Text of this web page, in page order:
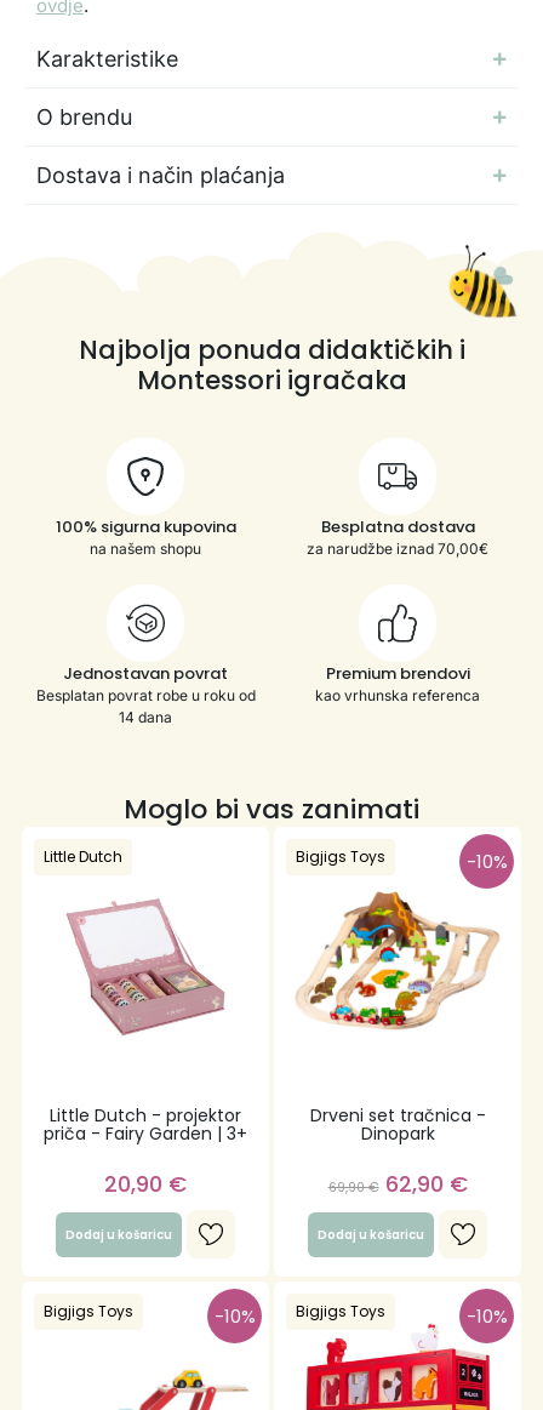
ovdje.
Karakteristike
O brendu
Dostava i način plaćanja
Najbolja ponuda didaktičkih i
Montessori igračaka
100% sigurna kupovina
na našem shopu
Besplatna dostava
za narudžbe iznad 70,00€
Jednostavan povrat
Besplatan povrat robe u roku od
14 dana
Premium brendovi
kao vrhunska referenca
Moglo bi vas zanimati
Little Dutch - projektor
priča - Fairy Garden | 3+
Little Dutch
20,90 €
Dodaj u košaricu
Drveni set tračnica -
Dinopark
Bigjigs Toys
69,90€ 62,90 €
Dodaj u košaricu
-10%
Bigjigs Toys -10% Bigjigs Toys -10%